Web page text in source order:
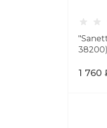
38200)
1 760